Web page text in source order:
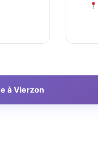
à Vierzon